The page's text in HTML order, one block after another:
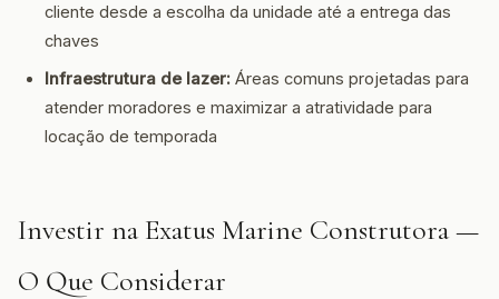
cliente desde a escolha da unidade até a entrega das
chaves
Infraestrutura de lazer: Áreas comuns projetadas para
atender moradores e maximizar a atratividade para
locação de temporada
Investir na Exatus Marine Construtora —
O Que Considerar